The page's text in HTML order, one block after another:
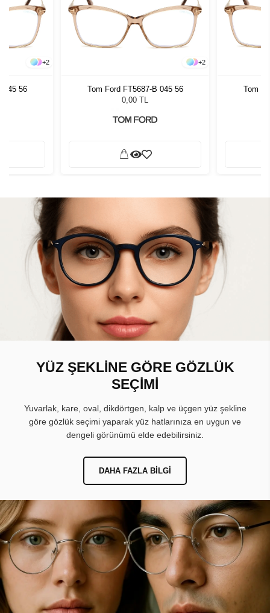
+2
045 56
+2
Tom Ford FT5687-B 045 56
0,00 TL
Tom
YÜZ ŞEKLİNE GÖRE GÖZLÜK
SEÇİMİ
Yuvarlak, kare, oval, dikdörtgen, kalp ve üçgen yüz şekline
göre gözlük seçimi yaparak yüz hatlarınıza en uygun ve
dengeli görünümü elde edebilirsiniz.
DAHA FAZLA BILGI